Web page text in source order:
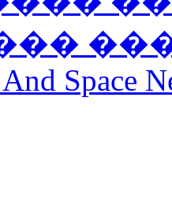
Space